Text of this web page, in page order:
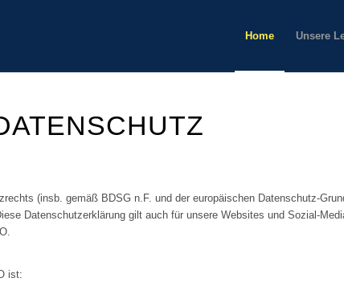
Home Unsere
(insb. gemäß BDSG n.F. und der europäischen Datenschutz-
Datenschutzerklärung gilt auch für unsere Websites und Sozial-
ist: